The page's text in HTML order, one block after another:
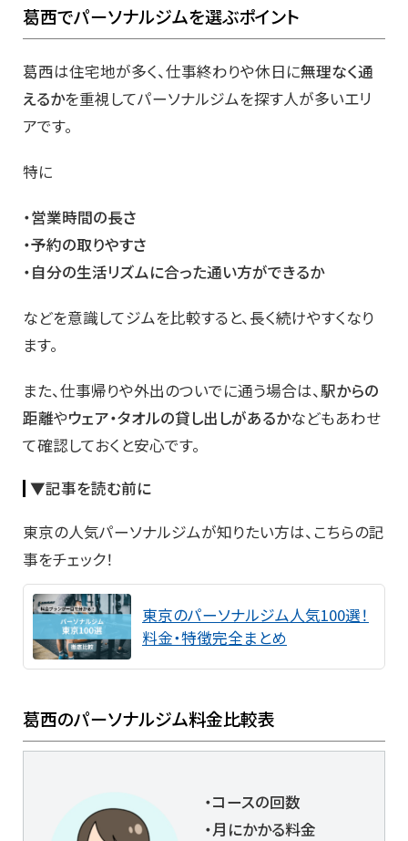
葛西でパーソナルジムを選ぶポイント
葛西は住宅地が多く、仕事終わりや休日に無理なく通
えるかを重視してパーソナルジムを探す人が多いエリ
アです。
特に
・営業時間の長さ
・予約の取りやすさ
・自分の生活リズムに合った通い方ができるか
などを意識してジムを比較すると、長く続けやすくなり
ます。
また、仕事帰りや外出のついでに通う場合は、駅からの
距離やウェア・タオルの貸し出しがあるかなどもあわせ
て確認しておくと安心です。
▼記事を読む前に
東京の人気パーソナルジムが知りたい方は、こちらの記
事をチェック！
東京のパーソナルジム人気100選！
料金・特徴完全まとめ
葛西のパーソナルジム料金比較表
・コースの回数
・月にかかる料金